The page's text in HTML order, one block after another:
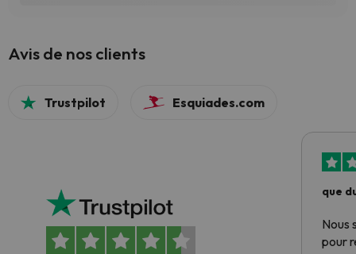
Avis de nos clients
Trustpilot Esquiades.com
que
Nous
pour